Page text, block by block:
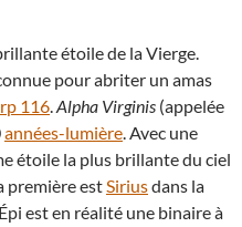
étoile de la Vierge.
pour abriter un amas
116.Alpha Virginis (appelée
années-lumière. Avec une
étoile la plus brillante du ciel
première estSiriusdans la
est en réalité une binaire à